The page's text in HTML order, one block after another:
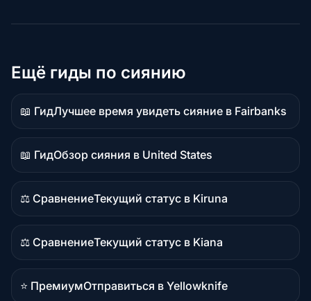
Ещё гиды по сиянию
📖 Гид
Материал-
руководство
Лучшее время увидеть сияние в Fairbanks
📖 Гид
Материал-
руководство
Обзор сияния в United States
⚖️ Сравнение
Сравнительный
контент
Текущий статус в Kiruna
⚖️ Сравнение
Сравнительный
контент
Текущий статус в Kiana
⭐ Премиум
Премиальное
Отправиться в Yellowknife